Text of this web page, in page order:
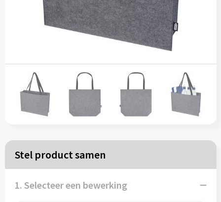
Papieren tassen
Zakelijk
Rugzakken
Schoudertassen
Koeltassen
Stel product samen
1. Selecteer een bewerking